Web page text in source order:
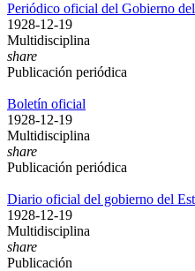
Periódico oficial del Gobierno
1928-12-19
Multidisciplina
share
Publicación periódica
Boletín oficial
1928-12-19
Multidisciplina
share
Publicación periódica
Diario oficial del gobierno del
1928-12-19
Multidisciplina
share
Publicación